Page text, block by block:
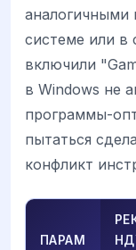
аналогичными
системе или в
включили
в Windows не
программы-
пытаться
конфликт
ПАРАМ